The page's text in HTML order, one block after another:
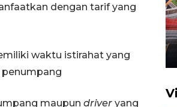
dengan tarif yang
waktu istirahat yang
maupun driver yang
V DPR tinjau
18:49